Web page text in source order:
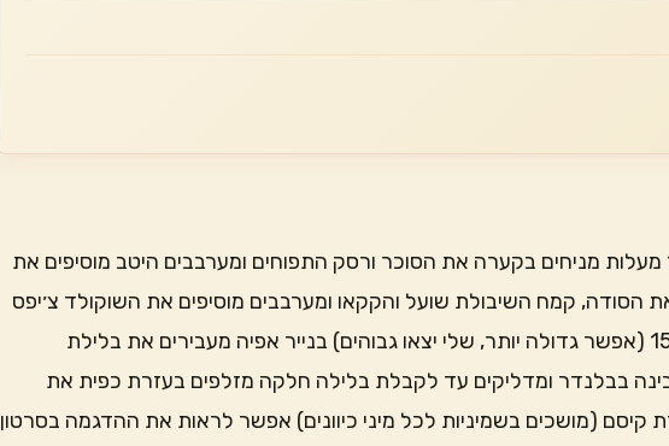
מדליקים תנור על טמפרטורה של 170 מעלות מניחים בקערה את הסוכר ורסק התפוחים ומערבבים היטב מוסיפים את
הסודה, קמח השיבולת שועל והקקאו ומערבבים מוסיפים את השוקולד צ׳יפס
ומערבבים מרפדים תבנית בגודל 15X10 (אפשר גדולה יותר, שלי יצאו גבוהים) בנייר אפיה מעבירים את בלילת
בבלנדר ומדליקים עד לקבלת בלילה חלקה מזלפים בעזרת כפית את
קיסם (מושכים בשמיניות לכל מיני כיוונים) אפשר לראות את ההדגמה בסרטון